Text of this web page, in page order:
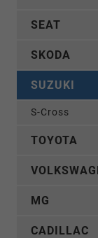
SEAT
SKODA
SUZUKI
S-Cross
TOYOTA
MG
CADILLAC